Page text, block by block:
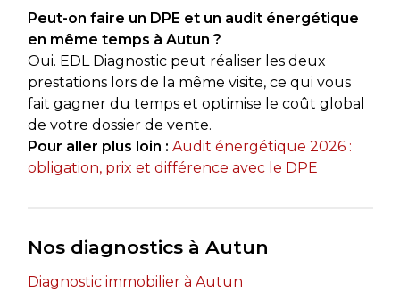
Peut-on faire un DPE et un audit énergétique
en même temps à Autun ?
Oui. EDL Diagnostic peut réaliser les deux
prestations lors de la même visite, ce qui vous
fait gagner du temps et optimise le coût global
de votre dossier de vente.
Pour aller plus loin : Audit énergétique 2026 :
obligation, prix et différence avec le DPE
Nos diagnostics à Autun
Diagnostic immobilier à Autun